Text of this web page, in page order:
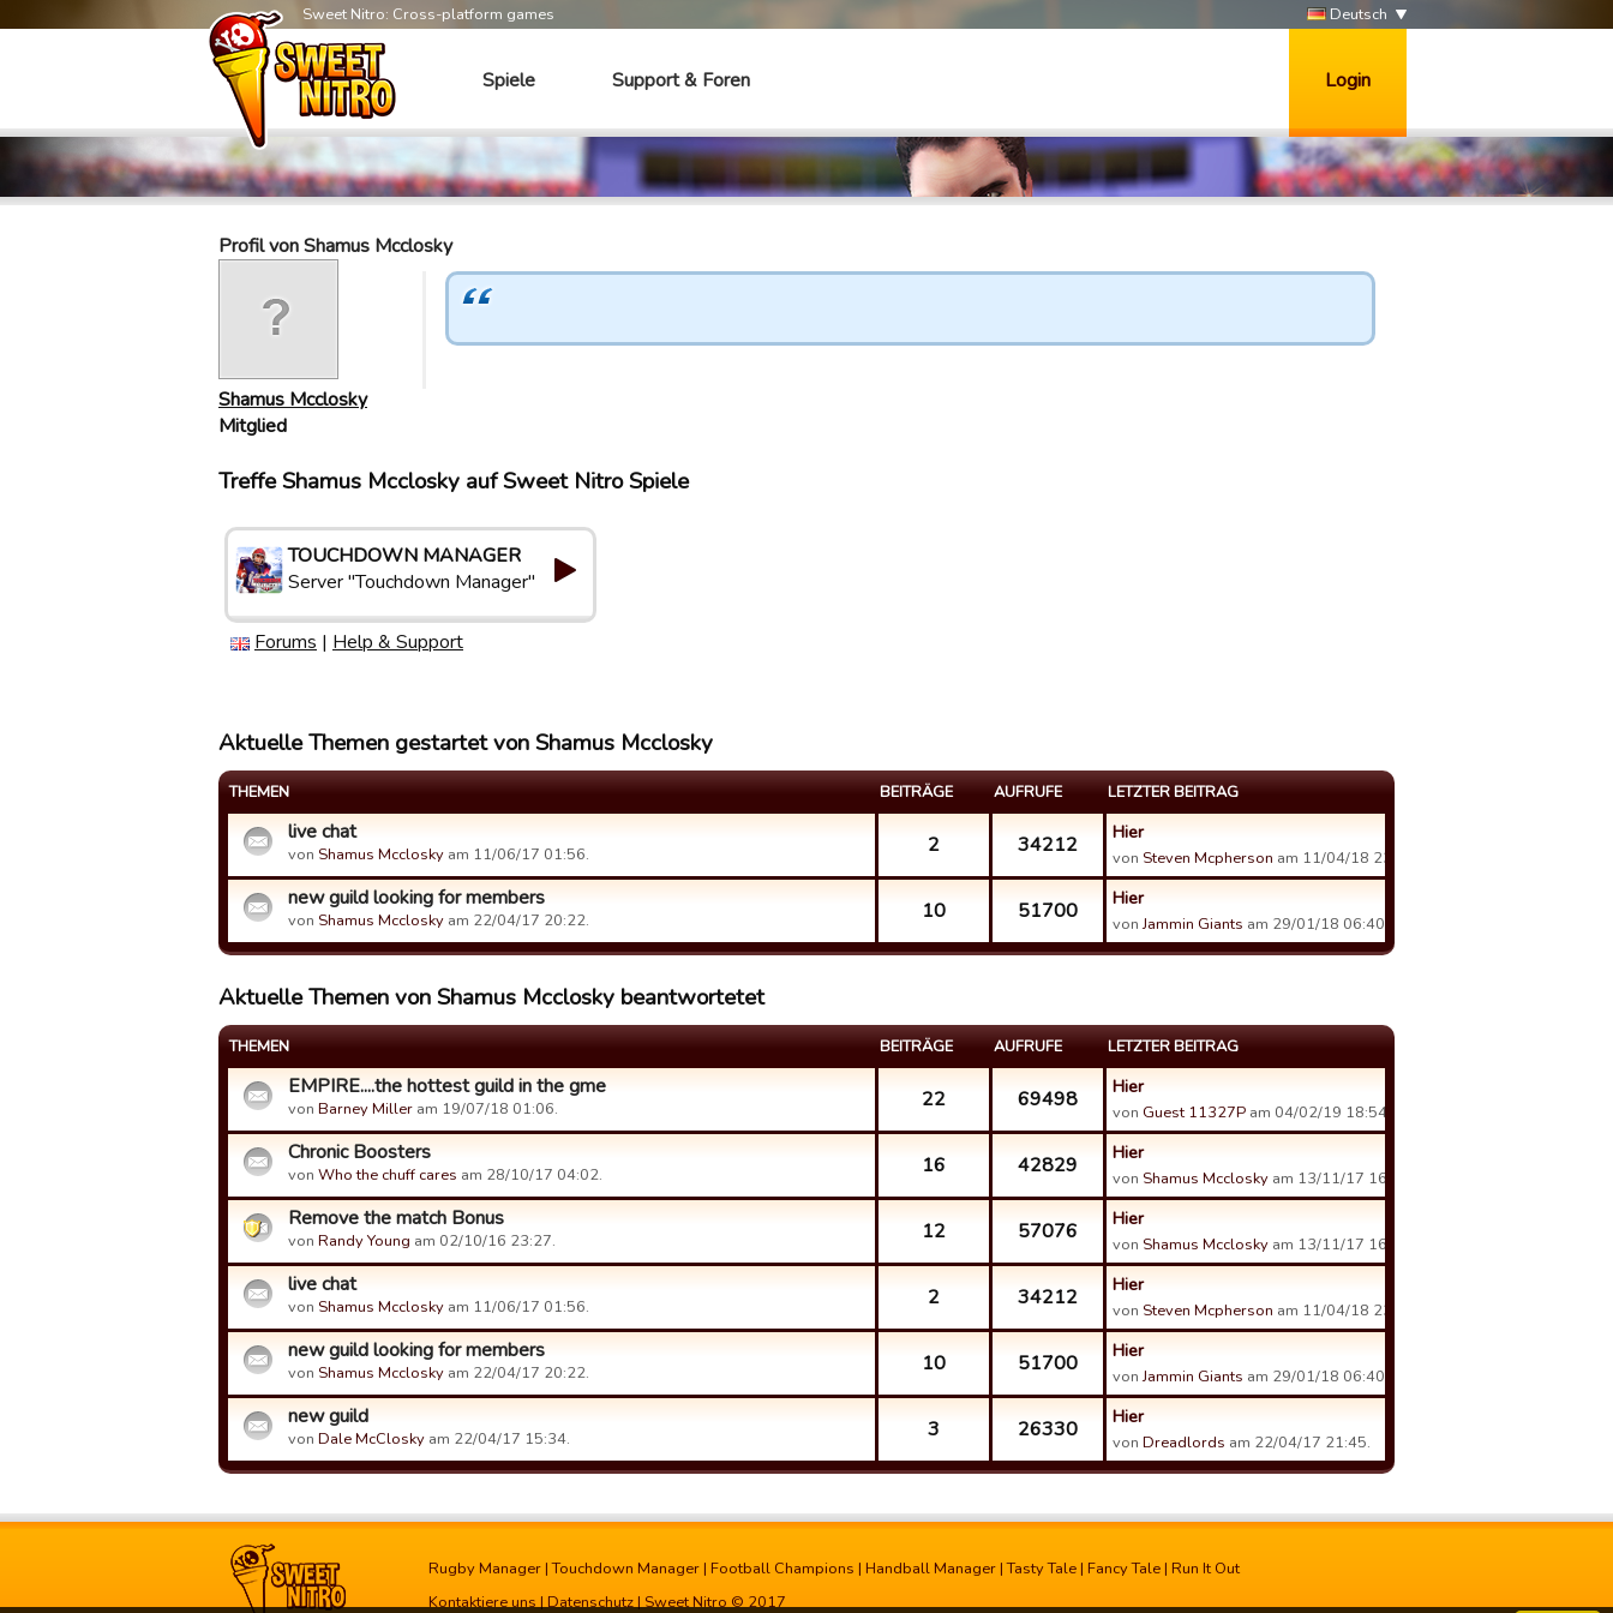
Sweet Nitro: Cross-platform games Deutsch
Spiele Support & Foren Login
Profil von Shamus Mcclosky
Shamus Mcclosky
Mitglied
Treffe Shamus Mcclosky auf Sweet Nitro Spiele
TOUCHDOWN MANAGER
Server "Touchdown Manager"
Forums | Help & Support
Aktuelle Themen gestartet von Shamus Mcclosky
THEMEN BEITRÄGE AUFRUFE LETZTER BEITRAG
live chat
von Shamus Mcclosky am 11/06/17 01:56. 2 34212 Hier
von Steven Mcpherson am 11/04/18 23:41.
new guild looking for members
von Shamus Mcclosky am 22/04/17 20:22. 10 51700 Hier
vonJammin Giants am 29/01/18 06:40.
Aktuelle Themen von Shamus Mcclosky beantwortetet
THEMEN BEITRÄGE AUFRUFE LETZTER BEITRAG
EMPIRE....the hottest guild in the gme
von Barney Miller am 19/07/18 01:06. 22 69498 Hier
von Guest 11327P am 04/02/19 18:54.
Chronic Boosters
von Who the chuff cares am 28/10/17 04:02. 16 42829 Hier
von Shamus Mcclosky am 13/11/17 16:24.
Remove the match Bonus
von Randy Young am 02/10/16 23:27. 12 57076 Hier
von Shamus Mcclosky am 13/11/17 16:21.
live chat
von Shamus Mcclosky am 11/06/17 01:56. 2 34212 Hier
von Steven Mcpherson am 11/04/18 23:41.
new guild looking for members
von Shamus Mcclosky am 22/04/17 20:22. 10 51700 Hier
vonJammin Giants am 29/01/18 06:40.
new guild
von Dale McClosky am 22/04/17 15:34. 3 26330 Hier
von Dreadlords am 22/04/17 21:45.
Rugby Manager |Touchdown Manager | Football Champions | Handball Manager |Tasty Tale | Fancy Tale | Run It Out
Kontaktiere uns|Datenschutz| Sweet Nitro © 2017